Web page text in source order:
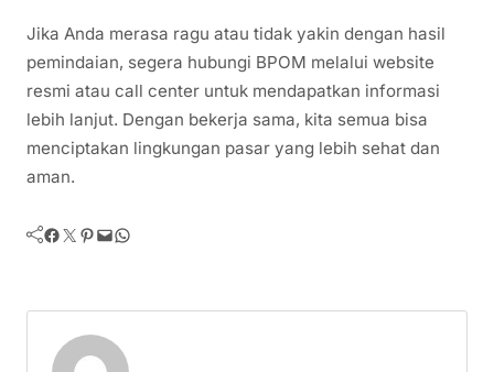
Jika Anda merasa ragu atau tidak yakin dengan hasil
pemindaian, segera hubungi BPOM melalui website
resmi atau call center untuk mendapatkan informasi
lebih lanjut. Dengan bekerja sama, kita semua bisa
menciptakan lingkungan pasar yang lebih sehat dan
aman.
Facebook Twitter Pinterest Mail WhatsApp